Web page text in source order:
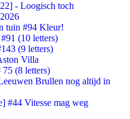
- Loogisch toch
tuin #94 Kleur!
(10 letters)
(9 letters)
Villa
75 (8 letters)
Brullen nog altijd in
#44 Vitesse mag weg